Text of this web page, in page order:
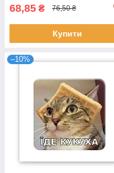
68,85 ₴ 76,50 ₴
Купити
–10%